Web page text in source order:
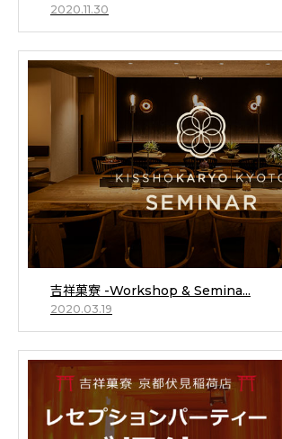
2020.11.30
吉祥菓寮 -Workshop & Semina...
2020.03.19